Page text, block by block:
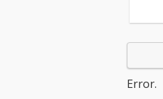
Error.